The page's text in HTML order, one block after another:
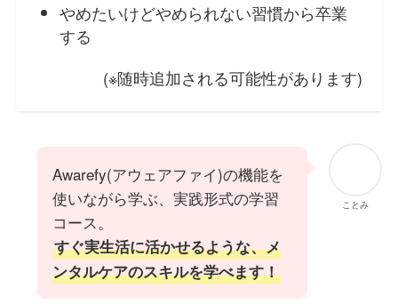
やめたいけどやめられない習慣から卒業
する
(※随時追加される可能性があります)
ことみ
Awarefy(アウェアファイ)の機能を
使いながら学ぶ、実践形式の学習
コース。
すぐ実生活に活かせるような、メ
ンタルケアのスキルを学べます！